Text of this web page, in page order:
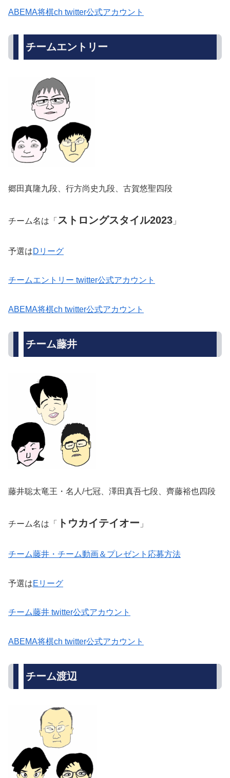
ABEMA将棋ch twitter公式アカウント
チームエントリー
郷田真隆九段、行方尚史九段、古賀悠聖四段
チーム名は「 ストロングスタイル2023 」
予選はDリーグ
チームエントリー twitter公式アカウント
ABEMA将棋ch twitter公式アカウント
チーム藤井
藤井聡太竜王・名人/七冠、澤田真吾七段、齊藤裕也四段
チーム名は「 トウカイテイオー 」
チーム藤井・チーム動画＆プレゼント応募方法
予選はEリーグ
チーム藤井 twitter公式アカウント
ABEMA将棋ch twitter公式アカウント
チーム渡辺